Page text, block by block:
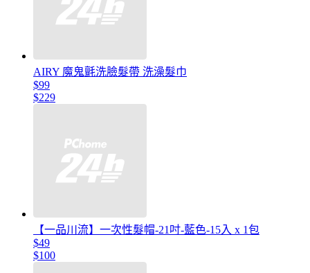
AIRY 魔鬼氈洗臉髮帶 洗澡髮巾
$99
$229
【一品川流】一次性髮帽-21吋-藍色-15入 x 1包
$49
$100